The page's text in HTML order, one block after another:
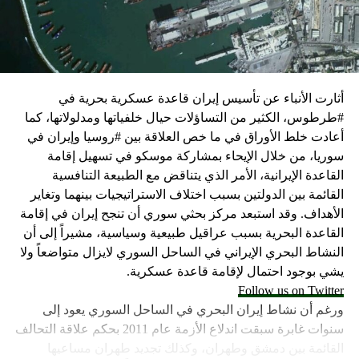
كما وقال بيان من مكتب نتنياهو إنه مصر على بقاء القوات
الإسرائيلية في محور فيلادلفيا “لمنع الإرهابيين من إعادة
التسلح”.
وفي هذا السياق، قال الكاتب والباحث السياسي الفلسطيني
جمال زقوت في حديث لـ”سكاي نيوز عربية”:
حماس ليست عقبة في المفاوضات وأي حديث من هذا
القبيل تجني على الموقف الفلسطيني.
المعضلة الأساسية هي أن نتنياهو يعرض المجتمع
الإسرائيلي والمنطقة للخطر.
حماس وافقت على الإطار الرئيسي الذي قدمه جو بايدن
وقالت إنها وافقت على تصورات يوليو.
حماس تدرك أن وقف إطلاق النار مصلحة لفلسطين
والمنطقة.
أثارت الأنباء عن تأسيس إيران قاعدة عسكرية بحرية في
#طرطوس، الكثير من التساؤلات حيال خلفياتها ومدلولاتها، كما
أعادت خلط الأوراق في ما خص العلاقة بين #روسيا وإيران في
سوريا، من خلال الإيحاء بمشاركة موسكو في تسهيل إقامة
القاعدة الإيرانية، الأمر الذي يتناقض مع الطبيعة التنافسية
القائمة بين الدولتين بسبب اختلاف الاستراتيجيات بينهما وتغاير
الأهداف. وقد استبعد مركز بحثي سوري أن تنجح إيران في إقامة
القاعدة البحرية بسبب عراقيل طبيعية وسياسية، مشيراً إلى أن
النشاط البحري الإيراني في الساحل السوري لايزال متواضعاً ولا
يشي بوجود احتمال لإقامة قاعدة عسكرية.
Follow us on Twitter
ورغم أن نشاط إيران البحري في الساحل السوري يعود إلى
سنوات غابرة سبقت اندلاع الأزمة عام 2011 بحكم علاقة التحالف